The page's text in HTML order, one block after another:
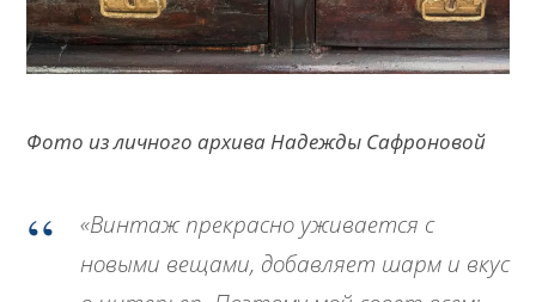
Фото из личного архива Надежды Сафроновой
«Винтаж прекрасно уживается с
новыми вещами, добавляет шарм и вкус